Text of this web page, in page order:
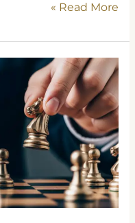
Read More »
פיתוח
דפוסי
חשיבה
מנצחים
לסוחר
יומי
—
2026
בעברית